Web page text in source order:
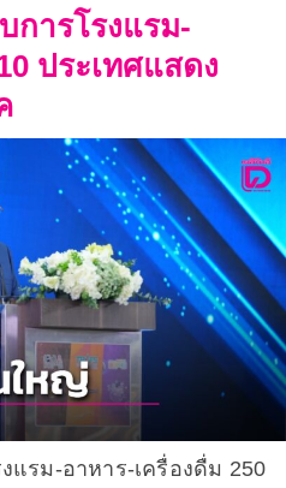
การโรงแรม-
ประเทศแสดง
แรม-อาหาร-เครื่องดื่ม 250